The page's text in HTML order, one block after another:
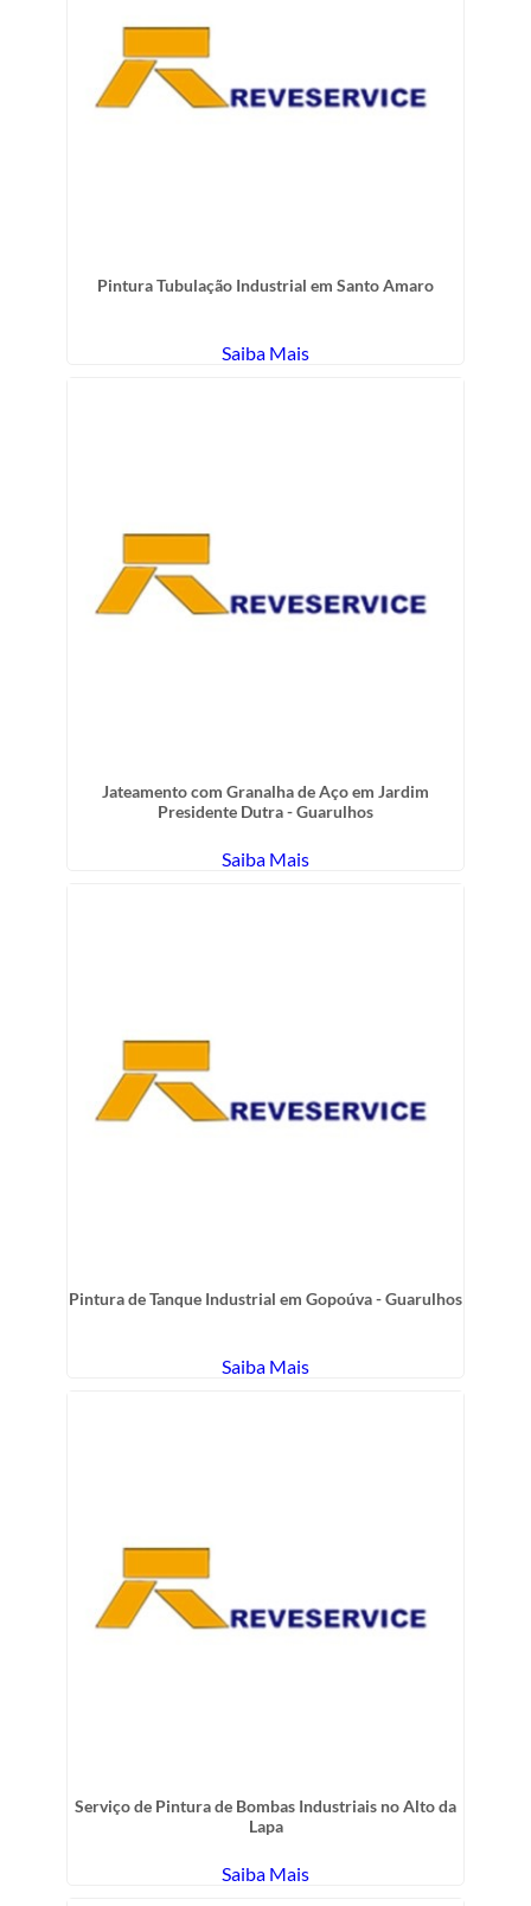
Pintura Tubulação Industrial em Santo Amaro
Saiba Mais
Jateamento com Granalha de Aço em Jardim
Presidente Dutra - Guarulhos
Saiba Mais
Pintura de Tanque Industrial em Gopoúva - Guarulhos
Saiba Mais
Serviço de Pintura de Bombas Industriais no Alto da
Lapa
Saiba Mais